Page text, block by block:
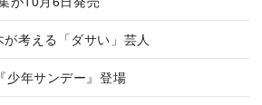
考える「ダサい」芸人
少年サンデー』登場